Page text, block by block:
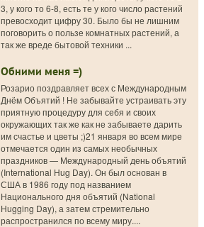
3, у кого то 6-8, есть те у кого число растений
превосходит цифру 30. Было бы не лишним
поговорить о пользе комнатных растений, а
так же вреде бытовой техники ...
Обними меня =)
Розарио поздравляет всех с Международным
Днём Объятий ! Не забывайте устраивать эту
приятную процедуру для себя и своих
окружающих так же как не забываете дарить
им счастье и цветы ;)21 января во всем мире
отмечается один из самых необычных
праздников — Международный день объятий
(International Hug Day). Он был основан в
США в 1986 году под названием
Национального дня объятий (National
Hugging Day), а затем стремительно
распространился по всему миру....